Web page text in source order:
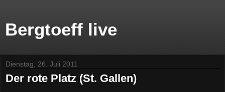
Bergtoeff live
Dienstag, 26. Juli 2011
Der rote Platz (St. Gallen)